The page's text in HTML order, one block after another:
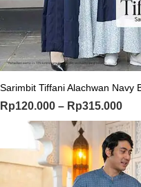
Sarimbit Tiffani Alachwan Navy
Rp120.000 – Rp315.000